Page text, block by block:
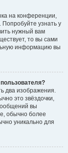
на конференции,
узнать у
нужный вам
то вы сами
информацию вы
два изображения.
это звёздочки,
вы
обычно более
уникально для